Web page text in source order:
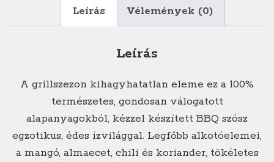
Leírás Vélemények (0)
Leírás
A grillszezon kihagyhatatlan eleme ez a 100%
természetes, gondosan válogatott
alapanyagokból, kézzel készített BBQ szósz
egzotikus, édes ízvilággal. Legfőbb alkotóelemei,
a mangó, almaecet, chili és koriander, tökéletes